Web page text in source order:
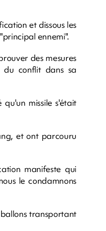
et dissous les
ennemi".
des mesures
du conflit dans sa
missile s'était
et ont parcouru
manifeste qui
le condamnons
transportant